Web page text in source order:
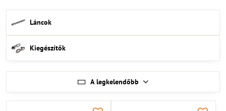
Láncok
Kiegészítők
A legkelendőbb